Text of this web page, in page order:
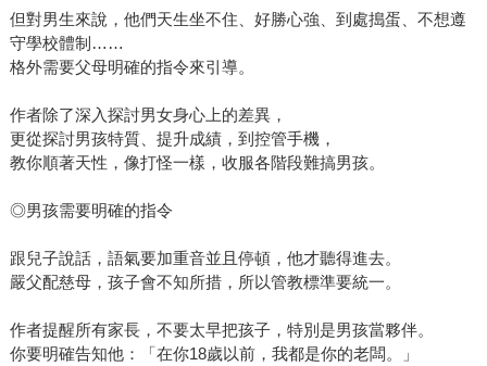
但對男生來說，他們天生坐不住、好勝心強、到處搗蛋、不想遵
守學校體制……
格外需要父母明確的指令來引導。
作者除了深入探討男女身心上的差異，
更從探討男孩特質、提升成績，到控管手機，
教你順著天性，像打怪一樣，收服各階段難搞男孩。
◎男孩需要明確的指令
跟兒子說話，語氣要加重音並且停頓，他才聽得進去。
嚴父配慈母，孩子會不知所措，所以管教標準要統一。
作者提醒所有家長，不要太早把孩子，特別是男孩當夥伴。
你要明確告知他：「在你18歲以前，我都是你的老闆。」